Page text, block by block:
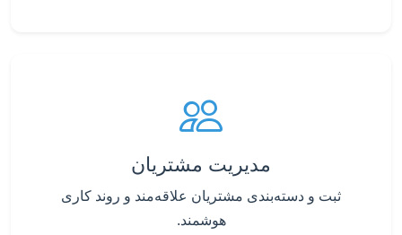
مدیریت مشتریان
ثبت و دسته‌بندی مشتریان علاقه‌مند و روند کاری
هوشمند.